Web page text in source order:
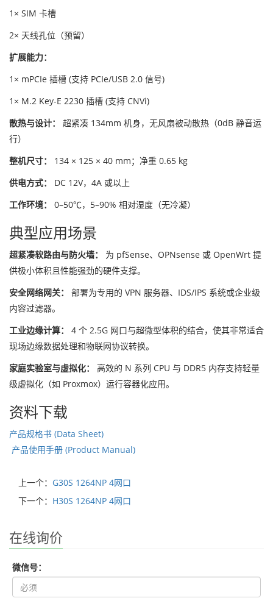
1× SIM 卡槽
2× 天线孔位（预留）
扩展能力：
1× mPCIe 插槽 (支持 PCIe/USB 2.0 信号)
1× M.2 Key-E 2230 插槽 (支持 CNVi)
散热与设计：
超紧凑 134mm 机身，无风扇被动散热（0dB 静音运
行）
整机尺寸：
134 × 125 × 40 mm；净重 0.65 kg
供电方式：
DC 12V，4A 或以上
工作环境：
0–50℃，5–90% 相对湿度（无冷凝）
典型应用场景
超紧凑软路由与防火墙：
为 pfSense、OPNsense 或 OpenWrt 提
供极小体积且性能强劲的硬件支撑。
安全网络网关：
部署为专用的 VPN 服务器、IDS/IPS 系统或企业级
内容过滤器。
工业边缘计算：
4 个 2.5G 网口与超微型体积的结合，使其非常适合
现场边缘数据处理和物联网协议转换。
家庭实验室与虚拟化：
高效的 N 系列 CPU 与 DDR5 内存支持轻量
级虚拟化（如 Proxmox）运行容器化应用。
资料下载
产品规格书 (Data Sheet)
产品使用手册 (Product Manual)
上一个： G30S 1264NP 4网口
下一个： H30S 1264NP 4网口
在线询价
微信号：